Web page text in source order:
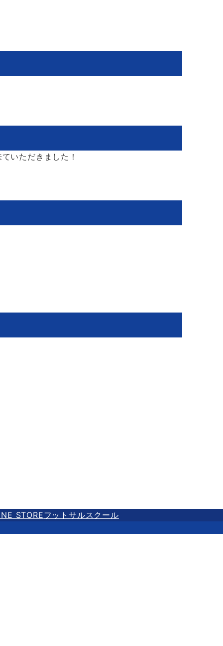
いただきました！
STOREフットサルスクール